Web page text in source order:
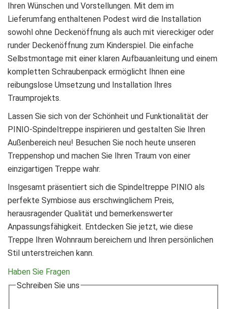
Ihren Wünschen und Vorstellungen. Mit dem im
Lieferumfang enthaltenen Podest wird die Installation
sowohl ohne Deckenöffnung als auch mit viereckiger oder
runder Deckenöffnung zum Kinderspiel. Die einfache
Selbstmontage mit einer klaren Aufbauanleitung und einem
kompletten Schraubenpack ermöglicht Ihnen eine
reibungslose Umsetzung und Installation Ihres
Traumprojekts.
Lassen Sie sich von der Schönheit und Funktionalität der
PINIO-Spindeltreppe inspirieren und gestalten Sie Ihren
Außenbereich neu! Besuchen Sie noch heute unseren
Treppenshop und machen Sie Ihren Traum von einer
einzigartigen Treppe wahr.
Insgesamt präsentiert sich die Spindeltreppe PINIO als
perfekte Symbiose aus erschwinglichem Preis,
herausragender Qualität und bemerkenswerter
Anpassungsfähigkeit. Entdecken Sie jetzt, wie diese
Treppe Ihren Wohnraum bereichern und Ihren persönlichen
Stil unterstreichen kann.
Haben Sie Fragen
Schreiben Sie uns